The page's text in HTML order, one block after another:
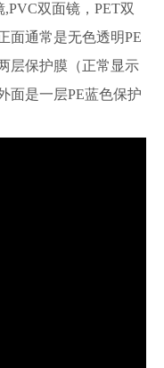
双面镜，PET双
面通常是无色透明PE
层保护膜（正常显示
面是一层PE蓝色保护